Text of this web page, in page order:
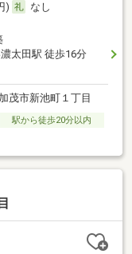
)
なし
太田駅 徒歩16分
茂市新池町１丁目
駅から徒歩20分以内